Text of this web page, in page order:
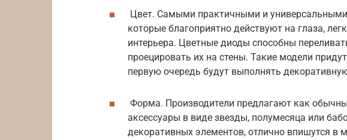
Цвет. Самыми практичными и
которые благоприятно действуют на глаза,
интерьера. Цветные диоды способны
проецировать их на стены. Такие модели
первую очередь будут выполнять
Форма. Производители предлагают как
аксессуары в виде звезды, полумесяца или
декоративных элементов, отлично впишутся в